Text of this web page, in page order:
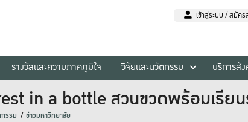
เข้าสู่ระบบ / สมัค
รางวัลและความภาคภูมิใจ วิจัยและนวัตกรรม บริการสั
in a bottle สวนขวดพร้อมเรียน
รรม ข่าวมหาวิทยาลัย